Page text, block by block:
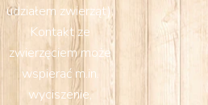
udziałem zwierząt).
Kontakt ze
zwierzęciem może
wspierać m.in.
wyciszenie,